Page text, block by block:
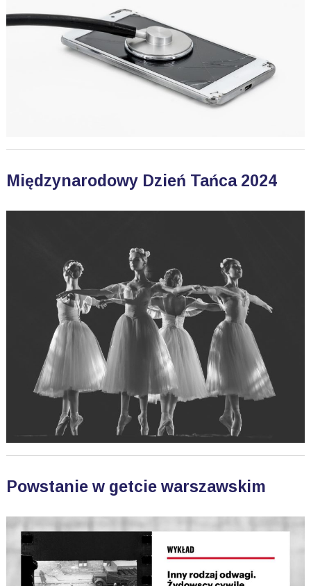
Międzynarodowy Dzień Tańca 2024
Powstanie w getcie warszawskim